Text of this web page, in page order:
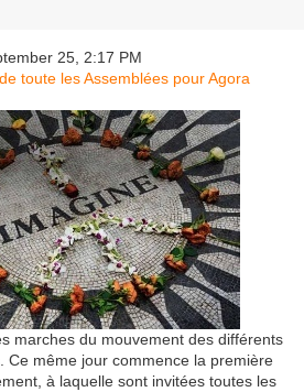
25, 2:17 PM
toute les Assemblées pour Agora
marches du mouvement des différents
Ce même jour commence la première
à laquelle sont invitées toutes les